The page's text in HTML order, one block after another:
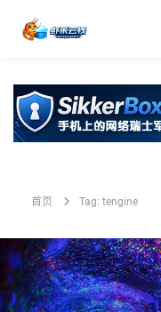
首页 Tag: tengine